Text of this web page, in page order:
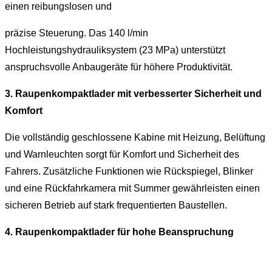
einen reibungslosen und
präzise Steuerung. Das 140 l/min
Hochleistungshydrauliksystem (23 MPa) unterstützt
anspruchsvolle Anbaugeräte für höhere Produktivität.
3. Raupenkompaktlader mit verbesserter Sicherheit und
Komfort
Die vollständig geschlossene Kabine mit Heizung, Belüftung
und Warnleuchten sorgt für Komfort und Sicherheit des
Fahrers. Zusätzliche Funktionen wie Rückspiegel, Blinker
und eine Rückfahrkamera mit Summer gewährleisten einen
sicheren Betrieb auf stark frequentierten Baustellen.
4. Raupenkompaktlader für hohe Beanspruchung